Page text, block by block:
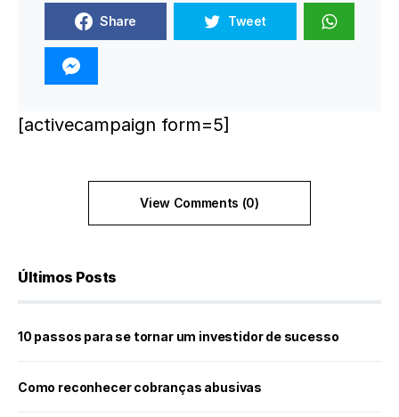
Share Tweet
[activecampaign form=5]
View Comments (0)
Últimos Posts
10 passos para se tornar um investidor de sucesso
Como reconhecer cobranças abusivas